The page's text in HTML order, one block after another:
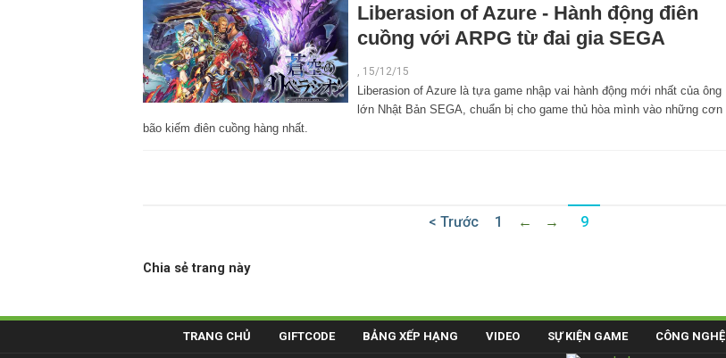
Liberasion of Azure - Hành động điên
cuồng với ARPG từ đai gia SEGA
15/12/15
Liberasion of Azure là tựa game nhập vai hành động mới nhất của ông
lớn Nhật Bản SEGA, chuẩn bị cho game thủ hòa mình vào những cơn
bão kiếm điên cuồng hàng nhất.
< Trước 1 ← → 9
Chia sẻ trang này
TRANG CHỦ GIFTCODE BẢNG XẾP HẠNG VIDEO SỰ KIỆN GAME CÔNG NGHỆ